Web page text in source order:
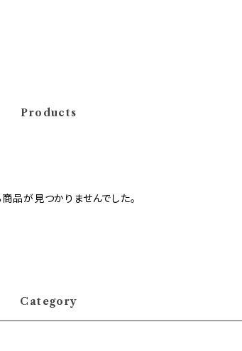
Products
品が見つかりませんでした。
Category